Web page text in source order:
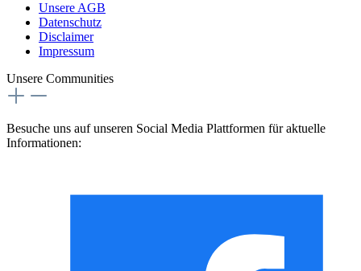
Unsere AGB
Datenschutz
Disclaimer
Impressum
Unsere Communities
Besuche uns auf unseren Social Media Plattformen für aktuelle
Informationen: